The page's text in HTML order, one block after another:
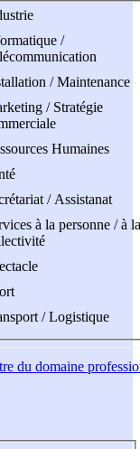
/
/ Maintenance
/ Stratégie
Humaines
/ Assistanat
à la personne / à la
/ Logistique
du domaine